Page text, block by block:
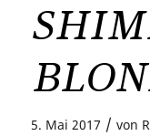
5. Mai 2017 / von